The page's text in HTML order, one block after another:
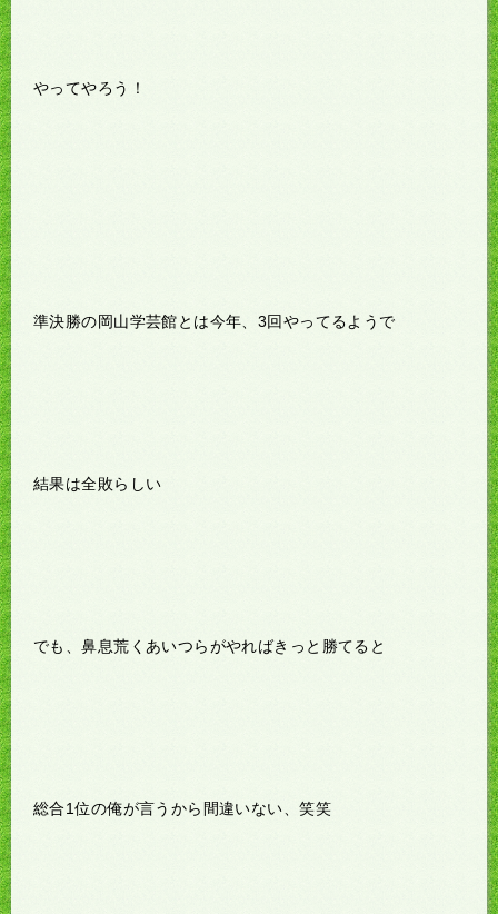
やってやろう！
準決勝の岡山学芸館とは今年、3回やってるようで
結果は全敗らしい
でも、鼻息荒くあいつらがやればきっと勝てると
総合1位の俺が言うから間違いない、笑笑